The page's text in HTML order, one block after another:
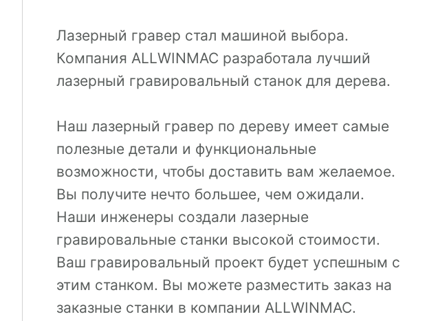
Лазерный гравер стал машиной выбора.
Компания ALLWINMAC разработала лучший
лазерный гравировальный станок для дерева.
Наш лазерный гравер по дереву имеет самые
полезные детали и функциональные
возможности, чтобы доставить вам желаемое.
Вы получите нечто большее, чем ожидали.
Наши инженеры создали лазерные
гравировальные станки высокой стоимости.
Ваш гравировальный проект будет успешным с
этим станком. Вы можете разместить заказ на
заказные станки в компании ALLWINMAC.